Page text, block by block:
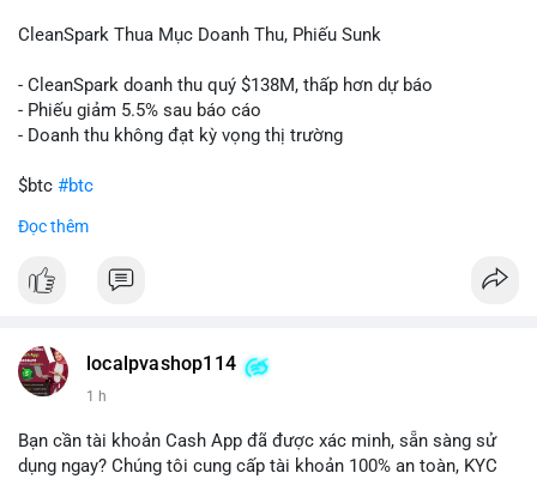
CleanSpark Thua Mục Doanh Thu, Phiếu Sunk
- CleanSpark doanh thu quý $138M, thấp hơn dự báo
- Phiếu giảm 5.5% sau báo cáo
- Doanh thu không đạt kỳ vọng thị trường
$btc #btc
#vlikevn
📰 Nguồn: Cointelegraph
Đọc thêm
localpvashop114
1 h
Bạn cần tài khoản Cash App đã được xác minh, sẵn sàng sử
dụng ngay? Chúng tôi cung cấp tài khoản 100% an toàn, KYC